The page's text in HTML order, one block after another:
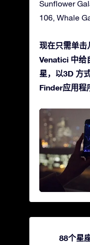
Sunflower
106, Whale
现在只需单击
Venatici 中给
星，以3D 方
Finder应用程
88个星